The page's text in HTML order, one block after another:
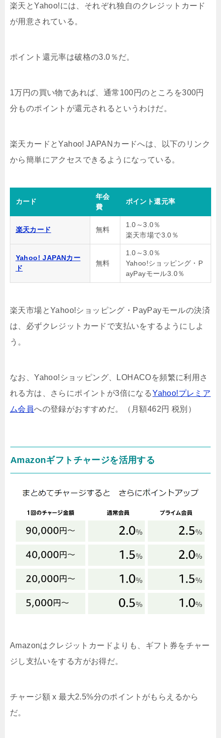
楽天とYahoo!には、それぞれ独自のクレジットカード
が用意されている。
ポイント還元率は破格の3.0％だ。
1万円の買い物であれば、通常100円のところを300円
分ものポイントが還元されるというわけだ。
楽天カードとYahoo! JAPANカードへは、以下のリンク
から簡単にアクセスできるようになっている。
カード
年会
費
ポイント還元率
楽天カード 無料
1.0～3.0％
楽天市場で3.0％
Yahoo! JAPANカー
ド
無料
1.0～3.0％
Yahoo!ショッピング・P
ayPayモール3.0％
楽天市場とYahoo!ショッピング・PayPayモールの決済
は、必ずクレジットカードで支払いをするようにしよ
う。
なお、Yahoo!ショッピング、LOHACOを頻繁に利用さ
れる方は、さらにポイントが3倍になるYahoo!プレミア
ム会員への登録がおすすめだ。（月額462円 税別）
Amazonギフトチャージを活用する
Amazonはクレジットカードよりも、ギフト券をチャー
ジし支払いをする方がお得だ。
チャージ額 x 最大2.5%分のポイントがもらえるから
だ。